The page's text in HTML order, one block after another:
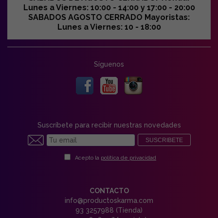
Lunes a Viernes: 10:00 - 14:00 y 17:00 - 20:00
SABADOS AGOSTO CERRADO Mayoristas:
Lunes a Viernes: 10 - 18:00
Síguenos
Suscríbete para recibir nuestras novedades
SUSCRIBETE
Acepto la política de privacidad
CONTACTO
info@productoskarma.com
93 3257988 (Tienda)